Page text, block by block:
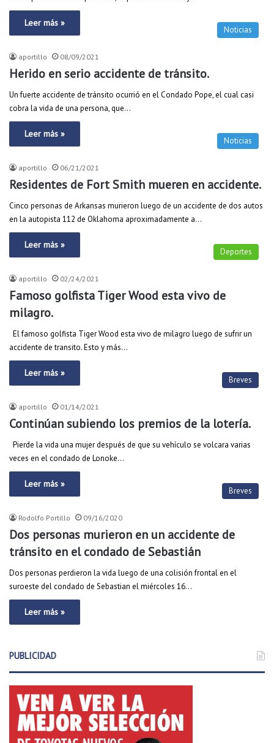
Leer más »
Noticias
aportillo 08/09/2021
Herido en serio accidente de tránsito.
Un fuerte accidente de tránsito ocurrió en el Condado Pope, el cual casi
cobra la vida de una persona, que…
Leer más »
Noticias
aportillo 06/21/2021
Residentes de Fort Smith mueren en accidente.
Cinco personas de Arkansas murieron luego de un accidente de dos autos
en la autopista 112 de Oklahoma aproximadamente a…
Leer más »
Deportes
aportillo 02/24/2021
Famoso golfista Tiger Wood esta vivo de
milagro.
El famoso golfista Tiger Wood esta vivo de milagro luego de sufrir un
accidente de transito. Esto y más…
Leer más »
Breves
aportillo 01/14/2021
Continúan subiendo los premios de la lotería.
Pierde la vida una mujer después de que su vehículo se volcara varias
veces en el condado de Lonoke…
Leer más »
Breves
Rodolfo Portillo 09/16/2020
Dos personas murieron en un accidente de
tránsito en el condado de Sebastián
Dos personas perdieron la vida luego de una colisión frontal en el
suroeste del condado de Sebastian el miércoles 16…
Leer más »
PUBLICIDAD